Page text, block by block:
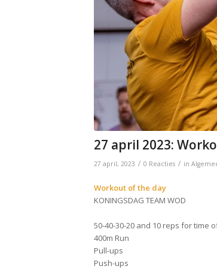
27 april 2023:
27 april, 2023 / 0 Reacties / in
Workout of the day
KONINGSDAG TEAM WOD
50-40-30-20 and 10 reps
400m Run
Pull-ups
Push-ups